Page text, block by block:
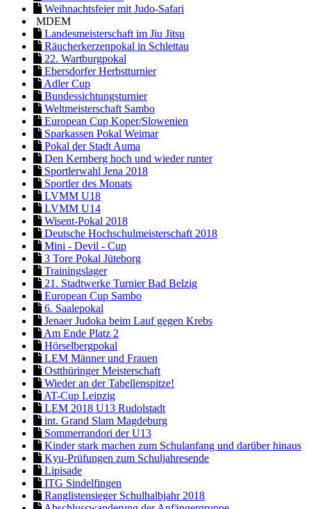
Weihnachtsfeier mit Judo-Safari
MDEM
Landesmeisterschaft im Jiu Jitsu
Räucherkerzenpokal in Schlettau
22. Wartburgpokal
Ebersdorfer Herbstturnier
Adler Cup
Bundessichtungsturnier
Weltmeisterschaft Sambo
European Cup Koper/Slowenien
Sparkassen Pokal Weimar
Pokal der Stadt Auma
Den Kernberg hoch und wieder runter
Sportlerwahl Jena 2018
Sportler des Monats
LVMM U18
LVMM U14
Wisent-Pokal 2018
Deutsche Hochschulmeisterschaft 2018
Mini - Devil - Cup
3 Tore Pokal Jüteborg
Trainingslager
21. Stadtwerke Turnier Bad Belzig
European Cup Sambo
6. Saalepokal
Jenaer Judoka beim Lauf gegen Krebs
Am Ende Platz 2
Hörselbergpokal
LEM Männer und Frauen
Ostthüringer Meisterschaft
Wieder an der Tabellenspitze!
AT-Cup Leipzig
LEM 2018 U13 Rudolstadt
int. Grand Slam Magdeburg
Sommerrandori der U13
Kinder stark machen zum Schulanfang und darüber hinaus
Kyu-Prüfungen zum Schuljahresende
Lipisade
ITG Sindelfingen
Ranglistensieger Schulhalbjahr 2018